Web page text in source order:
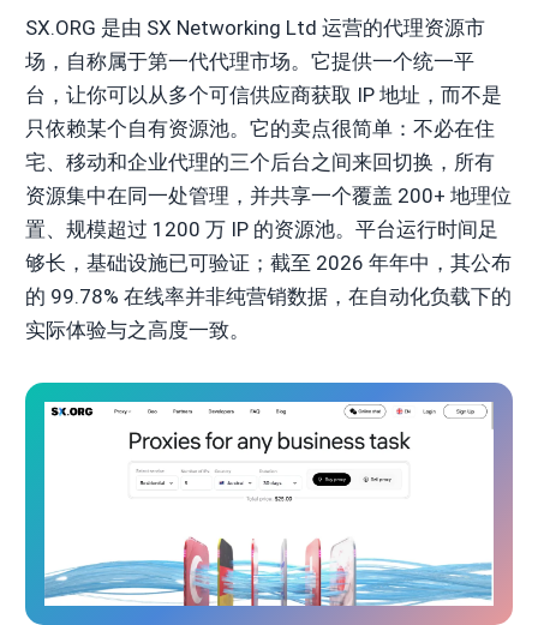
SX.ORG 是由 SX Networking Ltd 运营的代理资源市
场，自称属于第一代代理市场。它提供一个统一平
台，让你可以从多个可信供应商获取 IP 地址，而不是
只依赖某个自有资源池。它的卖点很简单：不必在住
宅、移动和企业代理的三个后台之间来回切换，所有
资源集中在同一处管理，并共享一个覆盖 200+ 地理位
置、规模超过 1200 万 IP 的资源池。平台运行时间足
够长，基础设施已可验证；截至 2026 年年中，其公布
的 99.78% 在线率并非纯营销数据，在自动化负载下的
实际体验与之高度一致。